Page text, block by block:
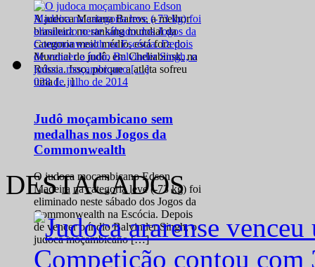
A judoca Mariana Barros, a melhor
brasileira no ranking mundial da
categoria meio médio, está fora do
Mundial de judô, em Cheliabinsk, na
Rússia. Isso, porque a atleta sofreu
uma […]
028 de julho de 2014
Judô moçambicano sem
medalhas nos Jogos da
Commonwealth
O judoca moçambicano Edson
Madeira na categoria leve (-73 kg) foi
eliminado neste sábado dos Jogos da
Commonwealth na Escócia. Depois
de vencer o índio Balvinder Singh, o
judoca moçambicano […]
DESTACADOS